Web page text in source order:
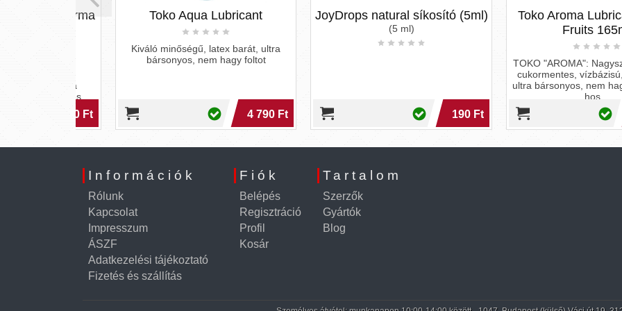
Toko Aqua Lubricant
Kiváló minőségű, latex barát, ultra
bársonyos, nem hagy foltot
4 790 Ft
JoyDrops natural síkosító (5ml)
190 Ft
Toko Aroma Lubricant
Fruits 165ml
TOKO "AROMA": Nagyszerű
cukormentes, vízbázisú, latex-
ultra bársonyos, nem hagy
4
Információk
Rólunk
Kapcsolat
Impresszum
ÁSZF
Adatkezelési tájékoztató
Fizetés és szállítás
Fiók
Belépés
Regisztráció
Profil
Kosár
Tartalom
Szerzők
Gyártók
Blog